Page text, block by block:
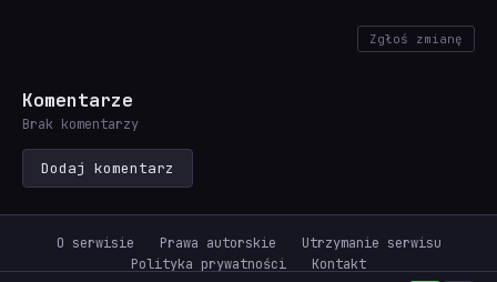
sanity (esp. diddle)
written on 22.12.1991
Zgłoś zmianę
Komentarze
Brak komentarzy
Dodaj komentarz
O serwisie Prawa autorskie
Utrzymanie serwisu
Polityka prywatności
Kontakt